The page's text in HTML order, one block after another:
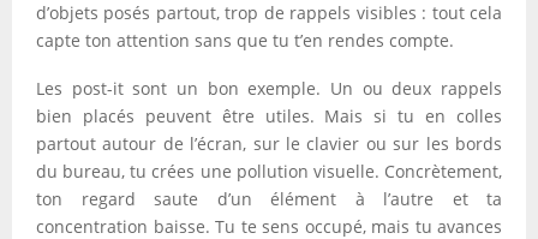
d’objets posés partout, trop de rappels visibles : tout cela
capte ton attention sans que tu t’en rendes compte.
Les post-it sont un bon exemple. Un ou deux rappels
bien placés peuvent être utiles. Mais si tu en colles
partout autour de l’écran, sur le clavier ou sur les bords
du bureau, tu crées une pollution visuelle. Concrètement,
ton regard saute d’un élément à l’autre et ta
concentration baisse. Tu te sens occupé, mais tu avances